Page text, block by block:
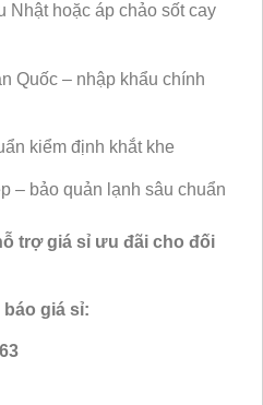
Nhật hoặc áp chảo sốt cay
Quốc – nhập khẩu chính
kiểm định khắt khe
– bảo quản lạnh sâu chuẩn
trợ giá sỉ ưu đãi cho đối
báo giá sỉ: